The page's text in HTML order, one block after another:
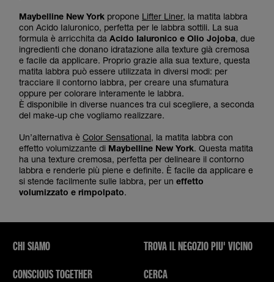
Maybelline New York propone Lifter Liner, la matita labbra
con Acido Ialuronico, perfetta per le labbra sottili. La sua
formula è arricchita da Acido Ialuronico e Olio Jojoba, due
ingredienti che donano idratazione alla texture già cremosa
e facile da applicare. Proprio grazie alla sua texture, questa
matita labbra può essere utilizzata in diversi modi: per
tracciare il contorno labbra, per creare una sfumatura
oppure per colorare interamente le labbra.
È disponibile in diverse nuances tra cui scegliere, a seconda
del make-up che vogliamo realizzare.
Un’alternativa è Color Sensational, la matita labbra con
effetto volumizzante di Maybelline New York. Questa matita
ha una texture cremosa, perfetta per delineare il contorno
labbra e renderle più piene e definite. È facile da applicare e
si stende facilmente sulle labbra, per un effetto
volumizzato e rimpolpato.
CHI SIAMO
CONSCIOUS TOGETHER
TROVA IL NEGOZIO PIU' VICINO
CERCA